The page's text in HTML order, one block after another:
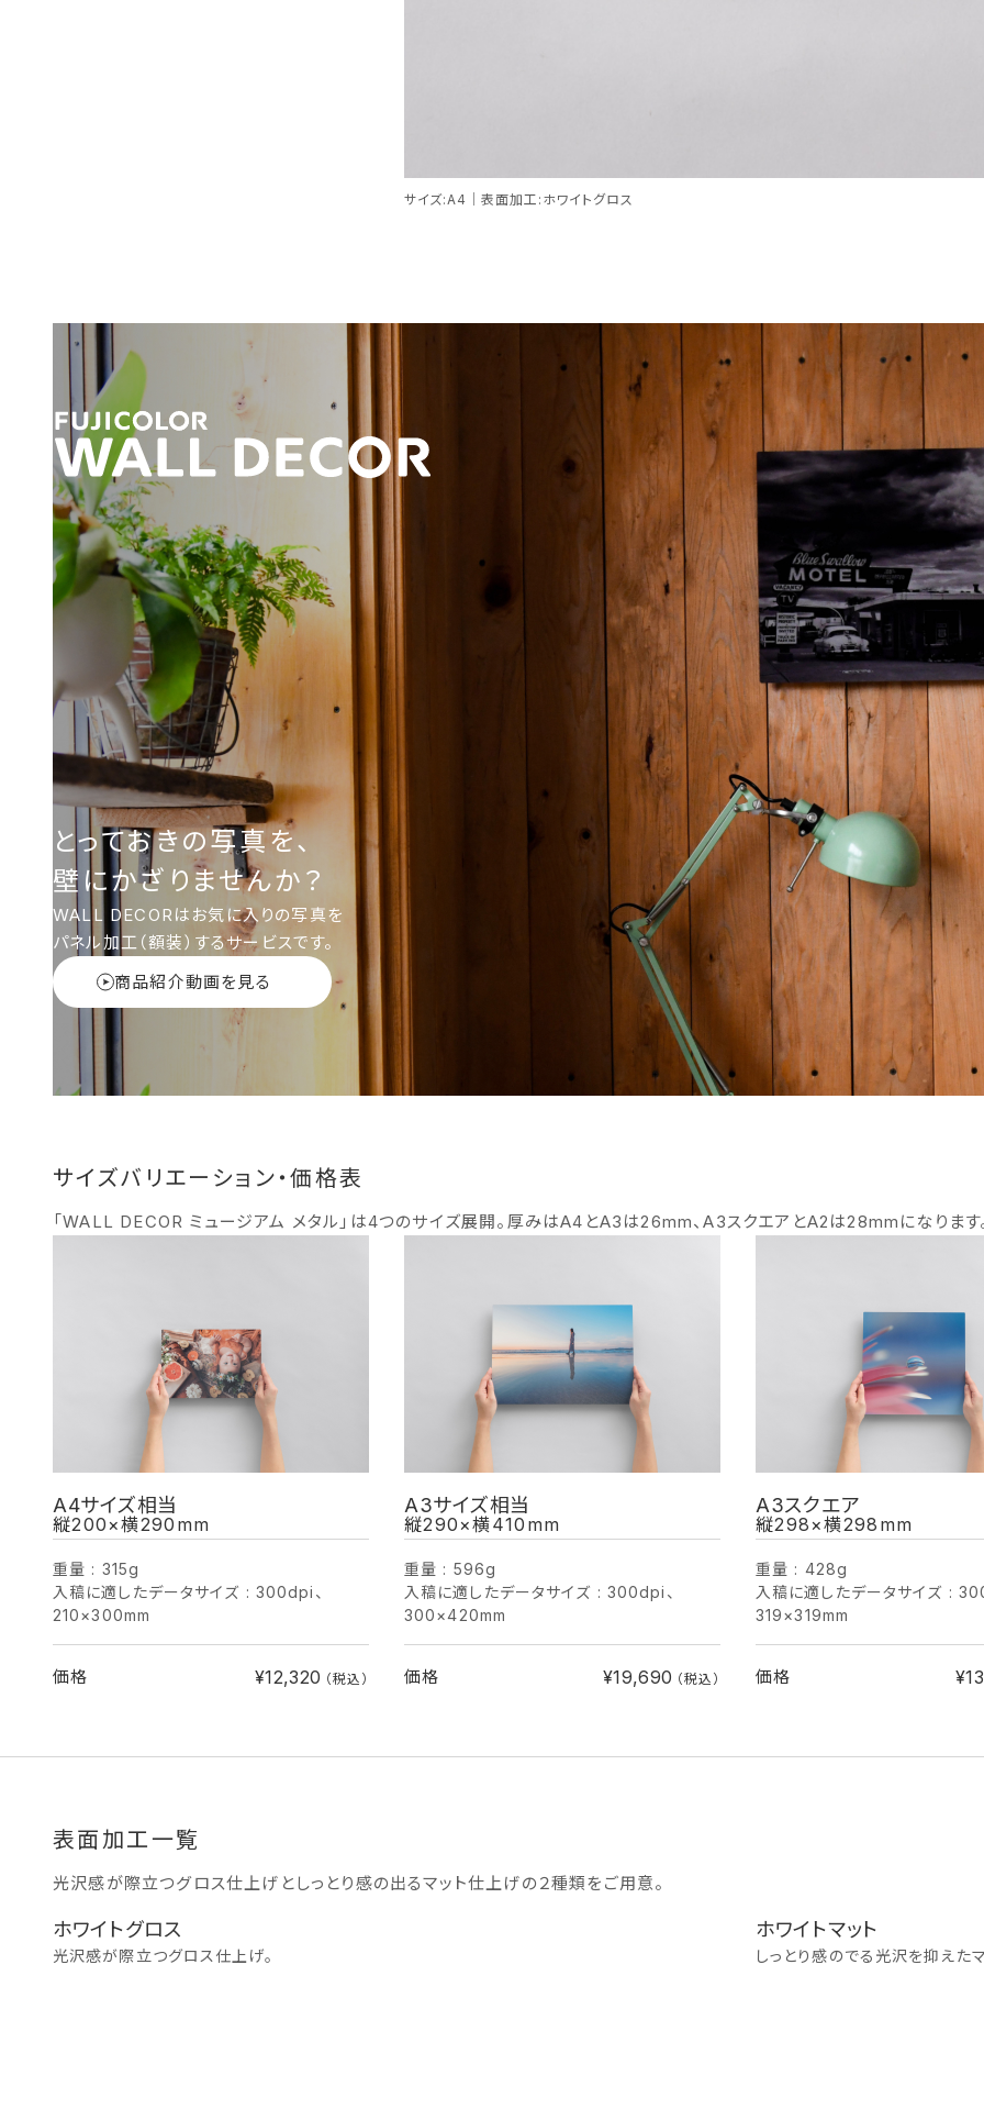
サイズ:A4｜表面加工:ホワイトグロス
とっておきの写真を、
壁にかざりませんか？
WALL DECORはお気に入りの写真を
パネル加工（額装）するサービスです。
商品紹介動画を見る
サイズバリエーション・価格表
「WALL DECOR ミュージアム メタル」は4つのサイズ展開。厚みはA4とA3は26mm、A3スクエアとA2は28mmになります
A4サイズ相当
縦200×横290mm
重量 : 315g
入稿に適したデータサイズ : 300dpi、
210×300mm
価格 ¥12,320 （税込）
A3サイズ相当
縦290×横410mm
重量 : 596g
入稿に適したデータサイズ : 300dpi、
300×420mm
価格 ¥19,690 （税込）
A3スクエア
縦298×横298mm
重量 : 428g
入稿に適したデータサイズ :
319×319mm
価格
表面加工一覧
光沢感が際立つグロス仕上げとしっとり感の出るマット仕上げの２種類をご用意。
ホワイトグロス
光沢感が際立つグロス仕上げ。
ホワイトマット
しっとり感のでる光沢を抑えた